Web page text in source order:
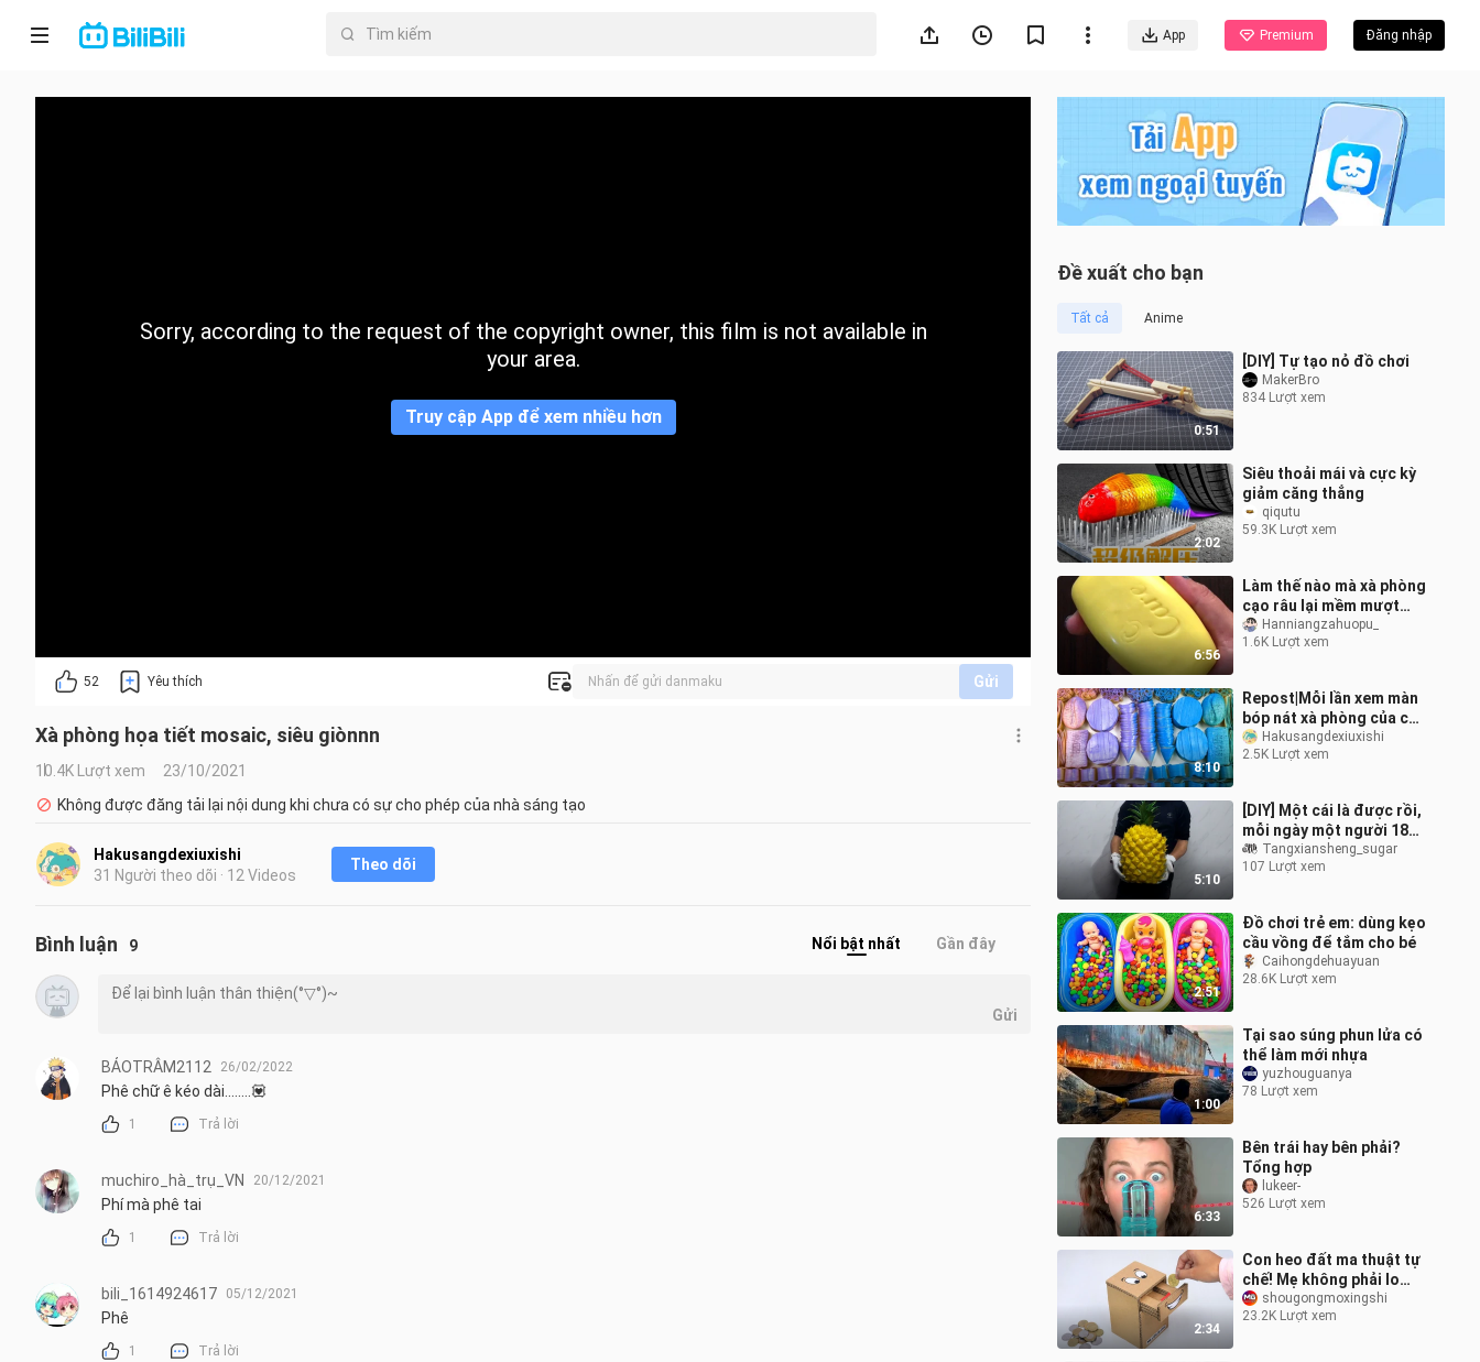
App Premium Đăng nhập
Trang chủ
Sorry, according to the request of the copyright owner, this film is not available in
your area.
Truy cập App để xem nhiều hơn
52 Yêu thích Gửi
Xà phòng họa tiết mosaic, siêu giònnn
10.4K Lượt xem
23/10/2021
Không được đăng tải lại nội dung khi chưa có sự cho phép của nhà sáng tạo
Hakusangdexiuxishi
31 Người theo dõi · 12 Videos
Theo dõi
Đề xuất cho bạn
Tất cả Anime
0:51
[DIY] Tự tạo nỏ đồ chơi
MakerBro
834 Lượt xem
2:02
Siêu thoải mái và cực kỳ
giảm căng thẳng
qiqutu
59.3K Lượt xem
6:56
Làm thế nào mà xà phòng
cạo râu lại mềm mượt
như vậy ?!
Hanniangzahuopu_
1.6K Lượt xem
8:10
Repost|Mỗi lần xem màn
bóp nát xà phòng của chị
gái là đã cái nư luôn!
Hakusangdexiuxishi
2.5K Lượt xem
5:10
[DIY] Một cái là được rồi,
mỗi ngày một người 18kg
dứaTangxiansheng_sugar
107 Lượt xem
2:51
Đồ chơi trẻ em: dùng kẹo
cầu vồng để tắm cho bé
Caihongdehuayuan
28.6K Lượt xem
1:00
Tại sao súng phun lửa có
thể làm mới nhựa
yuzhouguanya
78 Lượt xem
6:33
Bên trái hay bên phải?
Tổng hợp
lukeer-
526 Lượt xem
2:34
Con heo đất ma thuật tự
chế! Mẹ không phải lo
lắng về việc con tiết kiệm
tiền nữa
shougongmoxingshi
23.2K Lượt xem
Bình luận 9 Nổi bật nhất Gần đây
Gửi
BẢOTRÂM2112 26/02/2022
Phê chữ ê kéo dài........💟
1 Trả lời
muchiro_hà_trụ_VN 20/12/2021
Phí mà phê tai
1 Trả lời
bili_1614924617 05/12/2021
Phê
1 Trả lời